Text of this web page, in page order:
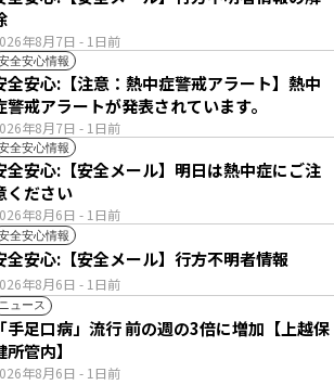
年8月7日 - 1日前
全安心情報
年8月7日 - 1日前
全安心:【注意：熱中症警戒アラート】熱中
警戒アラートが発表されています。
全安心情報
年8月6日 - 1日前
全安心:【安全メール】明日は熱中症にご注
ください
全安心情報
年8月6日 - 1日前
全安心:【安全メール】行方不明者情報
ニュース
年8月6日 - 1日前
「手足口病」流行 前の週の3倍に増加【上越保
所管内】